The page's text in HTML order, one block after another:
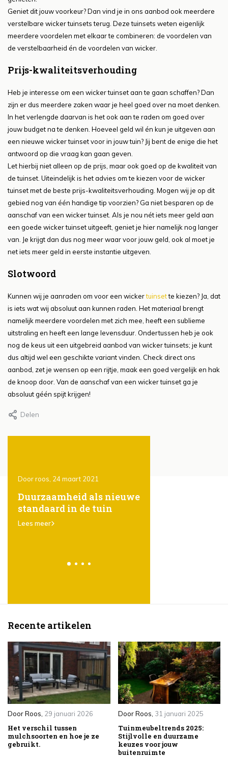
Geniet dit jouw voorkeur? Dan vind je in ons aanbod ook meerdere
verstelbare wicker tuinsets terug. Deze tuinsets weten eigenlijk
meerdere voordelen met elkaar te combineren: de voordelen van
de verstelbaarheid én de voordelen van wicker.
Prijs-kwaliteitsverhouding
Heb je interesse om een wicker tuinset aan te gaan schaffen? Dan
zijn er dus meerdere zaken waar je heel goed over na moet denken.
In het verlengde daarvan is het ook aan te raden om goed over
jouw budget na te denken. Hoeveel geld wil én kun je uitgeven aan
een nieuwe wicker tuinset voor in jouw tuin? Jij bent de enige die het
antwoord op die vraag kan gaan geven.
Let hierbij niet alleen op de prijs, maar ook goed op de kwaliteit van
de tuinset. Uiteindelijk is het advies om te kiezen voor de wicker
tuinset met de beste prijs-kwaliteitsverhouding. Mogen wij je op dit
gebied nog van één handige tip voorzien? Ga niet besparen op de
aanschaf van een wicker tuinset. Als je nou nét iets meer geld aan
een goede wicker tuinset uitgeeft, geniet je hier namelijk nog langer
van. Je krijgt dan dus nog meer waar voor jouw geld, ook al moet je
net iets meer geld in eerste instantie uitgeven.
Slotwoord
Kunnen wij je aanraden om voor een wickertuinsette kiezen? Ja, dat
is iets wat wij absoluut aan kunnen raden. Het materiaal brengt
namelijk meerdere voordelen met zich mee, heeft een sublieme
uitstraling en heeft een lange levensduur. Ondertussen heb je ook
nog de keus uit een uitgebreid aanbod van wicker tuinsets; je kunt
dus altijd wel een geschikte variant vinden. Check direct ons
aanbod, zet je wensen op een rijtje, maak een goed vergelijk en hak
de knoop door. Van de aanschaf van een wicker tuinset ga je
absoluut géén spijt krijgen!
Delen
Door roos, 24 maart 2021
Duurzaamheid als nieuwe
standaard in de tuin
Lees meer
Recente artikelen
DoorRoos, 29 januari 2026
Het verschil tussen
mulchsoorten en hoe je ze
gebruikt.
DoorRoos, 31 januari 2025
Tuinmeubeltrends 2025:
Stijlvolle en duurzame
keuzes voor jouw
buitenruimte